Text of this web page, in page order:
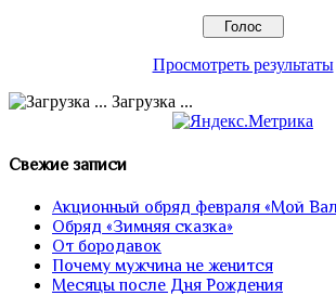
Просмотреть результаты
Загрузка ...
Свежие записи
Акционный обряд февраля «Мой
Обряд «Зимняя сказка»
От бородавок
Почему мужчина не женится
Месяцы после Дня Рождения